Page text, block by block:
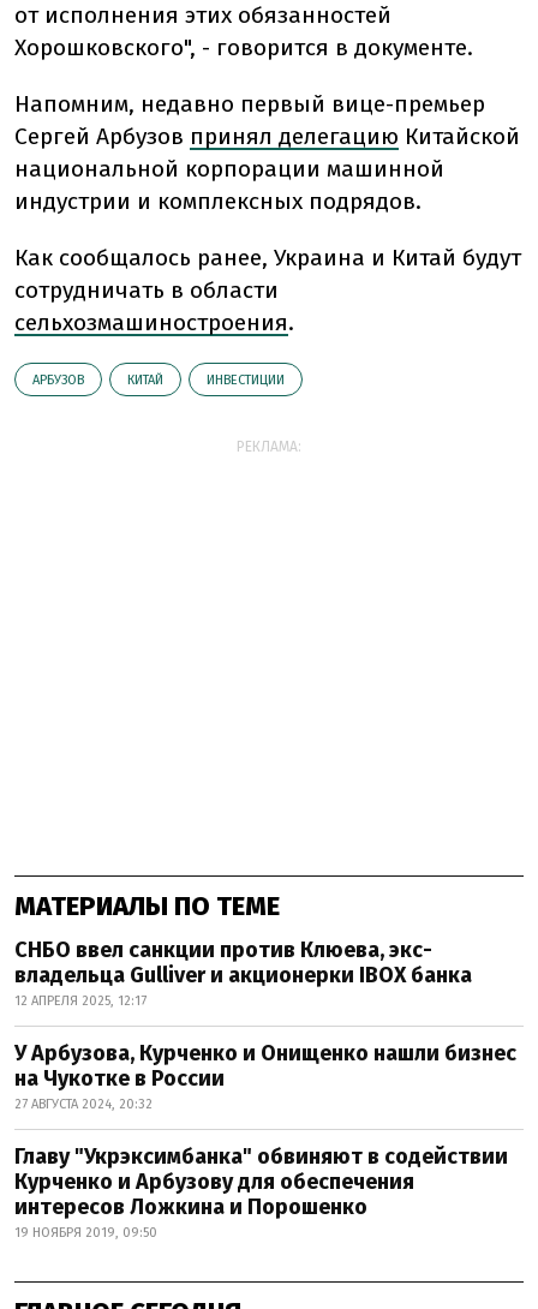
от исполнения этих обязанностей
Хорошковского"​​, - говорится в документе.
Напомним, недавно первый вице-премьер
Сергей Арбузов принял делегацию Китайской
национальной корпорации машинной
индустрии и комплексных подрядов.
Как сообщалось ранее, Украина и Китай будут
сотрудничать в области
сельхозмашиностроения.
АРБУЗОВ КИТАЙ ИНВЕСТИЦИИ
РЕКЛАМА:
МАТЕРИАЛЫ ПО ТЕМЕ
СНБО ввел санкции против Клюева, экс-
владельца Gulliver и акционерки IBOX банка
12 АПРЕЛЯ 2025, 12:17
У Арбузова, Курченко и Онищенко нашли бизнес
на Чукотке в России
27 АВГУСТА 2024, 20:32
Главу "Укрэксимбанка" обвиняют в содействии
Курченко и Арбузову для обеспечения
интересов Ложкина и Порошенко
19 НОЯБРЯ 2019, 09:50